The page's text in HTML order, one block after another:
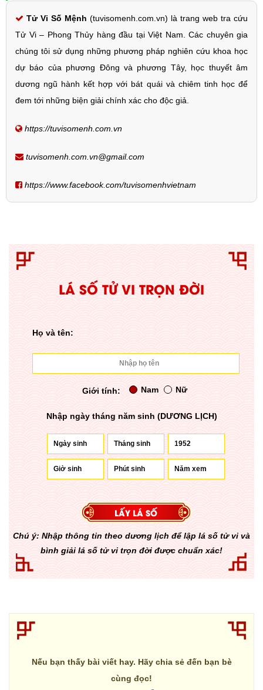
Tử Vi Số Mệnh (tuvisomenh.com.vn) là trang web tra cứu
Tử Vi – Phong Thủy hàng đầu tại Việt Nam. Các chuyên gia
chúng tôi sử dụng những phương pháp nghiên cứu khoa học
dự báo của phương Đông và phương Tây, học thuyết âm
dương ngũ hành kết hợp với bát quái và chiêm tinh học để
đem tới những biện giải chính xác cho độc giả.
https://tuvisomenh.com.vn
tuvisomenh.com.vn@gmail.com
https://www.facebook.com/tuvisomenhvietnam
LÁ SỐ TỬ VI TRỌN ĐỜI
Họ và tên:
Giới tính: Nam Nữ
Nhập ngày tháng năm sinh (DƯƠNG LỊCH)
Chú ý: Nhập thông tin theo dương lịch để lập lá số tử vi và
bình giải lá số tử vi trọn đời được chuẩn xác!
Nếu bạn thấy bài viết hay. Hãy chia sẻ đến bạn bè
cùng đọc!